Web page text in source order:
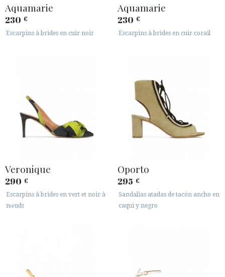
Aquamarie
230 €
Escarpins à brides en cuir noir
Aquamarie
230 €
Escarpins à brides en cuir corail
Veronique
290 €
Escarpins à brides en vert et noir à
nœuds
Oporto
295 €
Sandalias atadas de tacón ancho en
caqui y negro